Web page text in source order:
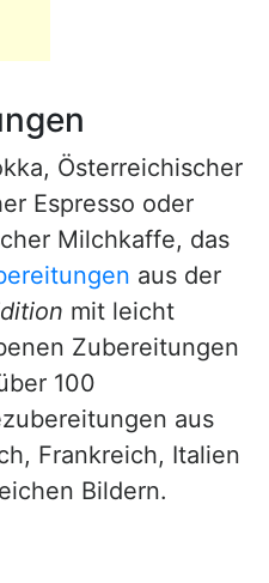
Österreichischer
Espresso oder
Milchkaffe, das
aus der
mit leicht
Zubereitungen
100
aus
Frankreich, Italien
Bildern.